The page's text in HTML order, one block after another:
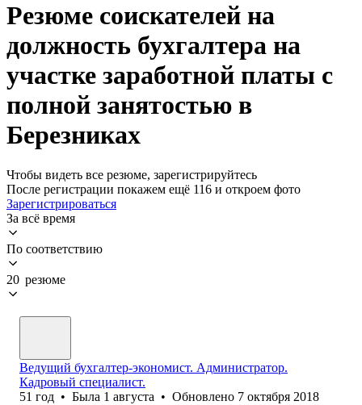
Резюме соискателей на
должность бухгалтера на
участке заработной платы с
полной занятостью в
Березниках
Чтобы видеть все резюме, зарегистрируйтесь
После регистрации покажем ещё 116 и откроем фото
Зарегистрироваться
За всё время
По соответствию
20 резюме
Ведущий бухгалтер-экономист. Администратор.
Кадровый специалист.
51 год • Была 1 августа • Обновлено 7 октября 2018